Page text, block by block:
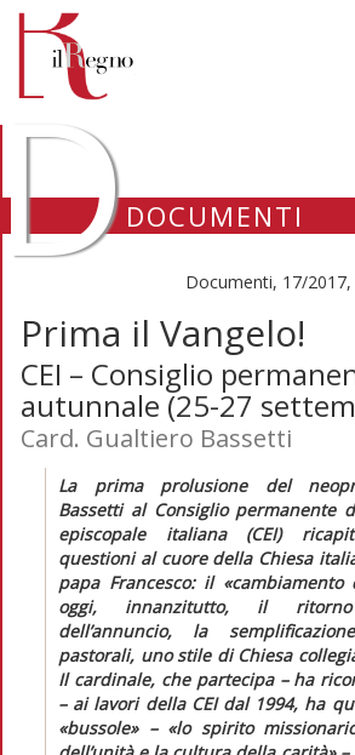
DOCUMENTI
Documenti, 17/
Prima il Vangelo!
CEI – Consiglio
autunnale (25-27
Card. Gualtiero Bassetti
La prima prolusione del
Bassetti al Consiglio permanente
episcopale italiana (CEI)
questioni al cuore della Chiesa
papa Francesco: il «cambiamento
oggi, innanzitutto, il
dell’annuncio, la
pastorali, uno stile di Chiesa
Il cardinale, che partecipa – ha
– ai lavori della CEI dal 1994, ha
«bussole» – «lo spirito